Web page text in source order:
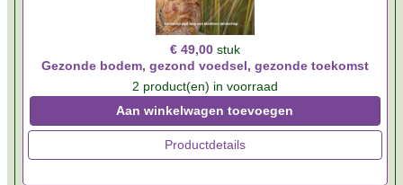
€ 49,00 stuk
Gezonde bodem, gezond voedsel, gezonde toekomst
2 product(en) in voorraad
Aan winkelwagen toevoegen
Productdetails